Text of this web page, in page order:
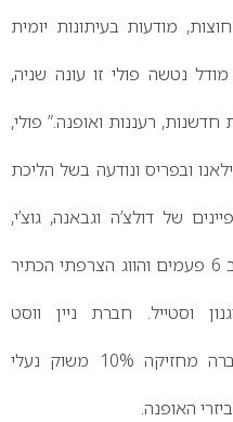
מודעות בעיתונות יומית
נטשה פולי זו עונה שניה,
רעננות ואופנה.” פולי,
במילאנו ובפריס ונודעה בשל הליכת
של דולצ’ה וגבאנה, גוצ’י,
הופיעה בשער של מגזין “ווג” הנחשב 6 פעמים והווג הצרפתי הכתיר
וסטייל. חברת ניין ווסט
נעלים ואביזרי אופנה לנשים. החברה מחזיקה 10% משוק נעלי
האופנה.